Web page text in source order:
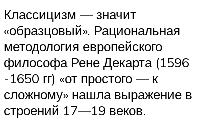
Классицизм — значит
«образцовый». Рациональная
методология европейского
философа Рене Декарта (1596
-1650 гг) «от простого — к
сложному» нашла выражение в
строений 17—19 веков.